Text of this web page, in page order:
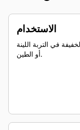
الاستخدام
في التربة اللينة
أو الطين.